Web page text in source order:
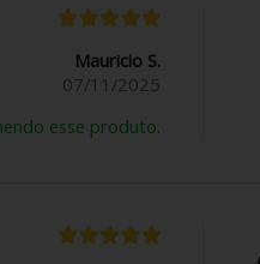
Mauricio S.
07/11/2025
esse produto.